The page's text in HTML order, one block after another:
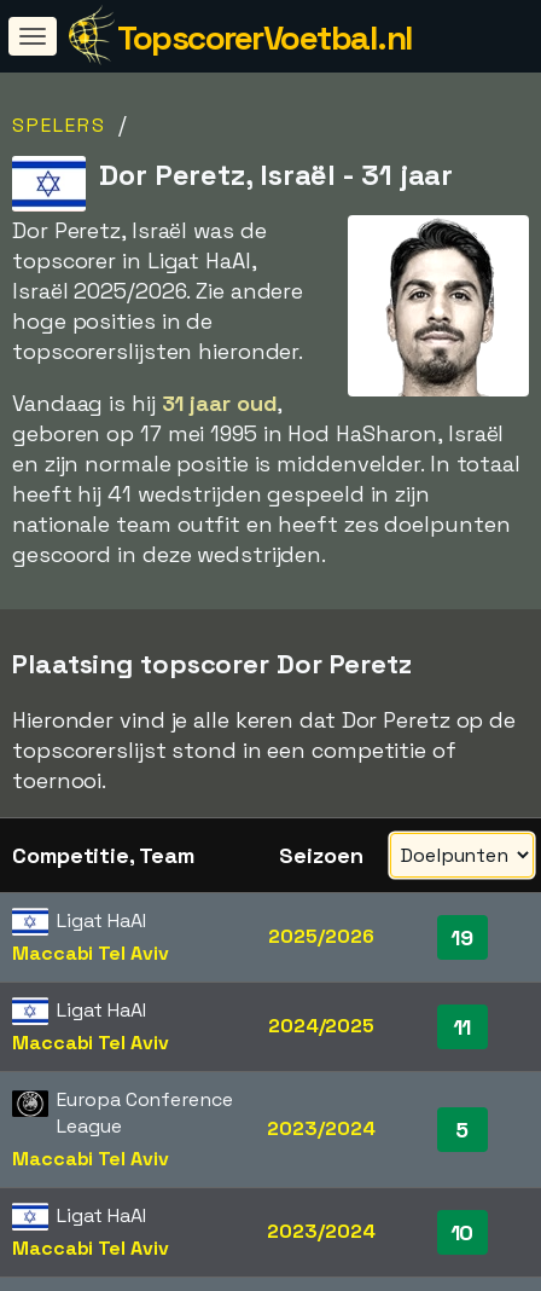
TopscorerVoetbal.nl
SPELERS /
Dor Peretz, Israël - 31 jaar
Dor Peretz, Israël was de
topscorer in Ligat HaAl,
Israël 2025/2026. Zie andere
hoge posities in de
topscorerslijsten hieronder.
Vandaag is hij 31 jaar oud,
geboren op 17 mei 1995 in Hod HaSharon, Israël
en zijn normale positie is middenvelder. In totaal
heeft hij 41 wedstrijden gespeeld in zijn
nationale team outfit en heeft zes doelpunten
gescoord in deze wedstrijden.
Plaatsing topscorer Dor Peretz
Hieronder vind je alle keren dat Dor Peretz op de
topscorerslijst stond in een competitie of
toernooi.
Competitie, Team Seizoen
Ligat HaAl
Maccabi Tel Aviv
2025/2026 19
Ligat HaAl
Maccabi Tel Aviv
2024/2025 11
Europa Conference
League
Maccabi Tel Aviv
2023/2024 5
Ligat HaAl
Maccabi Tel Aviv
2023/2024 10